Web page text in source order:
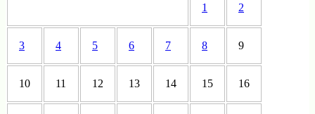
1 2
3 4 5 6 7 8 9
10 11 12 13 14 15 16